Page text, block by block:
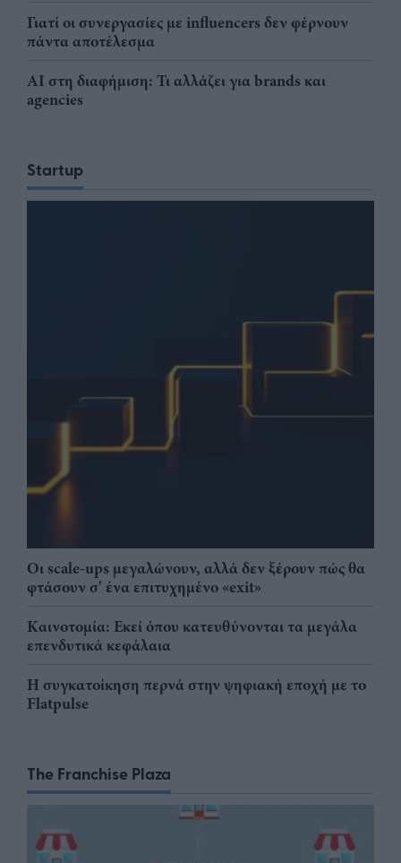
Γιατί οι συνεργασίες με influencers δεν φέρνουν
πάντα αποτέλεσμα
AI στη διαφήμιση: Τι αλλάζει για brands και
agencies
Startup
Οι scale-ups μεγαλώνουν, αλλά δεν ξέρουν πώς θα
φτάσουν σ' ένα επιτυχημένο «exit»
Καινοτομία: Εκεί όπου κατευθύνονται τα μεγάλα
επενδυτικά κεφάλαια
Η συγκατοίκηση περνά στην ψηφιακή εποχή με το
Flatpulse
The Franchise Plaza